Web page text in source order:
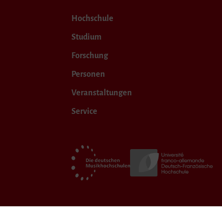
Hochschule
Studium
Forschung
Personen
Veranstaltungen
Service